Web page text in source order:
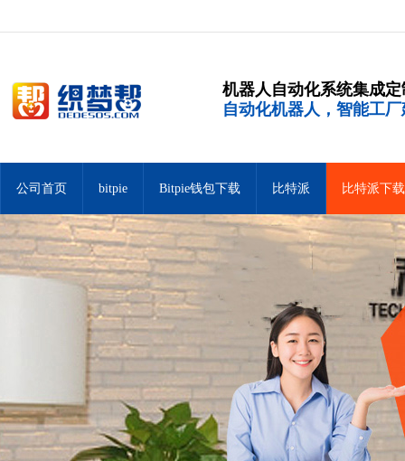
机器人自动化系统集成
自动化机器人，智能工
公司首页 bitpie Bitpie钱包下载 比特派 比特派下载